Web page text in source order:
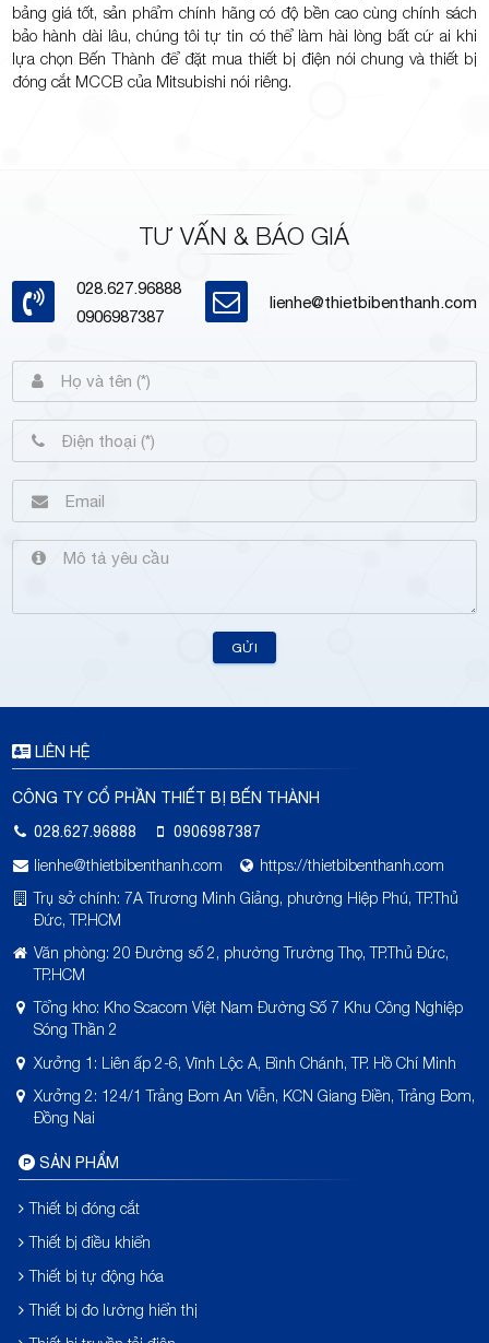
bảng giá tốt, sản phẩm chính hãng có độ bền cao cùng chính sách
bảo hành dài lâu, chúng tôi tự tin có thể làm hài lòng bất cứ ai khi
lựa chọn Bến Thành để đặt mua thiết bị điện nói chung và thiết bị
đóng cắt MCCB của Mitsubishi nói riêng.
TƯ VẤN & BÁO GIÁ
028.627.96888
0906987387
lienhe@thietbibenthanh.com
GỬI
LIÊN HỆ
CÔNG TY CỔ PHẦN THIẾT BỊ BẾN THÀNH
028.627.96888
0906987387
lienhe@thietbibenthanh.com
https://thietbibenthanh.com
Trụ sở chính: 7A Trương Minh Giảng, phường Hiệp Phú, TP.Thủ
Đức, TP.HCM
Văn phòng: 20 Đường số 2, phường Trường Thọ, TP.Thủ Đức,
TP.HCM
Tổng kho: Kho Scacom Việt Nam Đường Số 7 Khu Công Nghiệp
Sóng Thần 2
Xưởng 1: Liên ấp 2-6, Vĩnh Lộc A, Bình Chánh, TP. Hồ Chí Minh
Xưởng 2: 124/1 Trảng Bom An Viễn, KCN Giang Điền, Trảng Bom,
Đồng Nai
SẢN PHẨM
Thiết bị đóng cắt
Thiết bị điều khiển
Thiết bị tự động hóa
Thiết bị đo lường hiển thị